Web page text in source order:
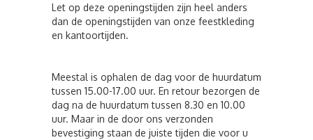
Let op deze openingstijden zijn heel anders
dan de openingstijden van onze feestkleding
en kantoortijden.
Meestal is ophalen de dag voor de huurdatum
tussen 15.00-17.00 uur. En retour bezorgen de
dag na de huurdatum tussen 8.30 en 10.00
uur. Maar in de door ons verzonden
bevestiging staan de juiste tijden die voor u